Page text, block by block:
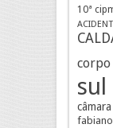
10ª
sul